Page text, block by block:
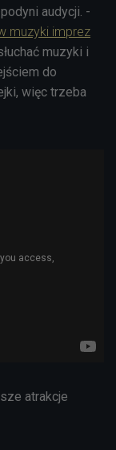
audycji. -
muzyki imprez
muzyki i
do
więc trzeba
atrakcje